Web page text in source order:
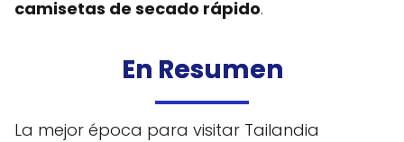
camisetas de secado rápido.
En Resumen
La mejor época para visitar Tailandia